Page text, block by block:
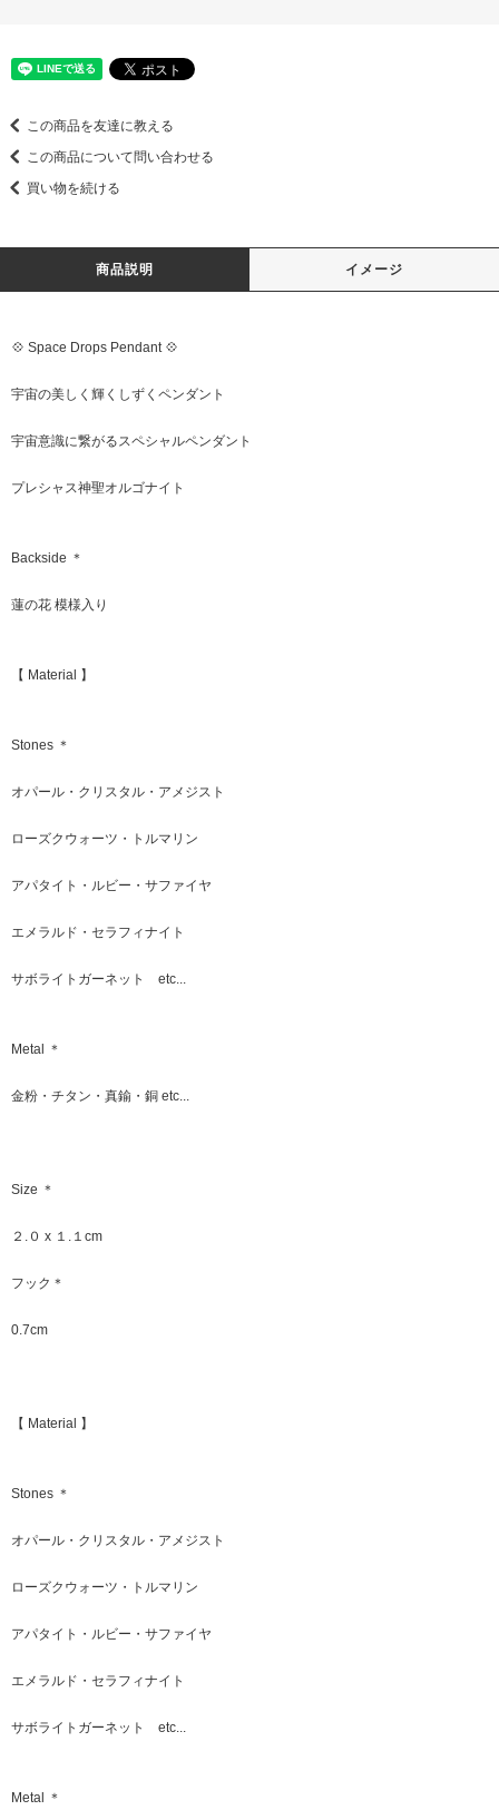
この商品を友達に教える
この商品について問い合わせる
買い物を続ける
商品説明 イメージ
💠 Space Drops Pendant 💠
宇宙の美しく輝くしずくペンダント
宇宙意識に繋がるスペシャルペンダント
プレシャス神聖オルゴナイト
Backside ＊
蓮の花 模様入り
【 Material 】
Stones ＊
オパール・クリスタル・アメジスト
ローズクウォーツ・トルマリン
アパタイト・ルビー・サファイヤ
エメラルド・セラフィナイト
サボライトガーネット etc...
Metal ＊
金粉・チタン・真鍮・銅 etc...
Size ＊
２.０ x １.１cm
フック＊
0.7cm
【 Material 】
Stones ＊
オパール・クリスタル・アメジスト
ローズクウォーツ・トルマリン
アパタイト・ルビー・サファイヤ
エメラルド・セラフィナイト
サボライトガーネット etc...
Metal ＊